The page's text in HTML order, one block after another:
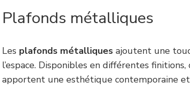
Plafonds métalliques
Les plafonds métalliques ajoutent une
l’espace. Disponibles en différentes
apportent une esthétique contemporaine